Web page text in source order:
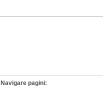
Navigare pagini: